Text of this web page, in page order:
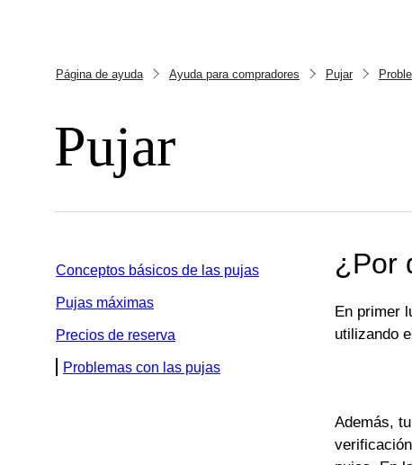
Página de ayuda Ayuda para compradores Pujar
Pujar
Conceptos básicos de las pujas
Pujas máximas
Precios de reserva
Problemas con las pujas
¿Por
En primer
utilizando
Además,